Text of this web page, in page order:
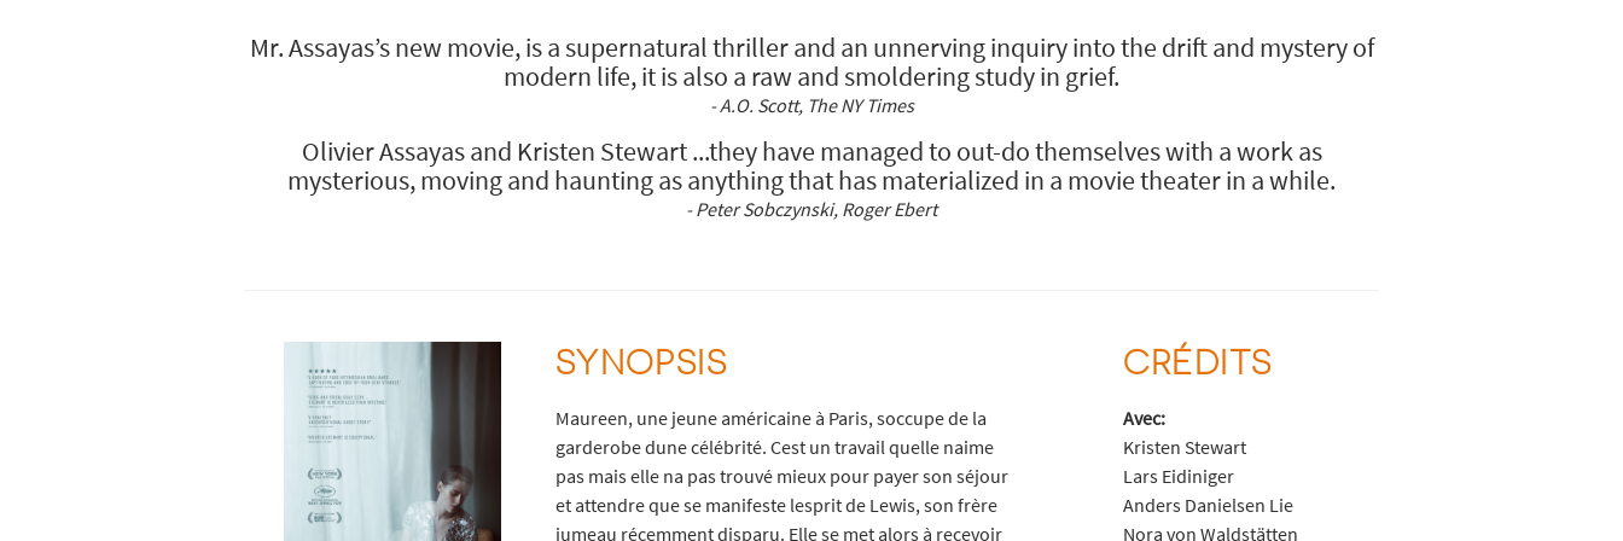
Mr. Assayas’s new movie, is a supernatural thriller and an unnerving inquiry into the drift and mystery of
modern life, it is also a raw and smoldering study in grief.
- A.O. Scott, The NY Times
Olivier Assayas and Kristen Stewart ...they have managed to out-do themselves with a work as
mysterious, moving and haunting as anything that has materialized in a movie theater in a while.
- Peter Sobczynski, Roger Ebert
SYNOPSIS
Maureen, une jeune américaine à Paris, soccupe de la
garderobe dune célébrité. Cest un travail quelle naime
pas mais elle na pas trouvé mieux pour payer son séjour
et attendre que se manifeste lesprit de Lewis, son frère
jumeau récemment disparu. Elle se met alors à recevoir
CRÉDITS
Avec:
Kristen Stewart
Lars Eidiniger
Anders Danielsen Lie
Nora von Waldstätten